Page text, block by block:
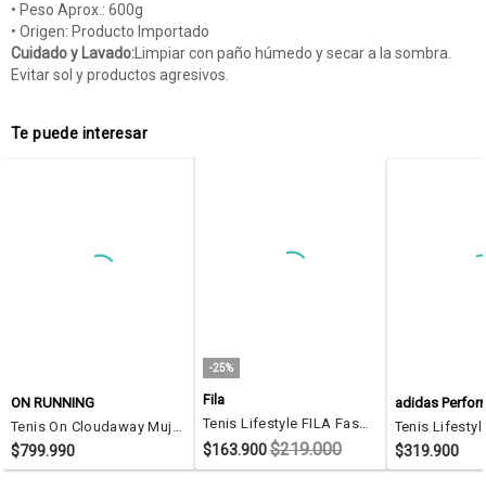
• Peso Aprox.: 600g
• Origen: Producto Importado
Cuidado y Lavado:Limpiar con paño húmedo y secar a la sombra.
Evitar sol y productos agresivos.
Te puede interesar
ON RUNNING
Tenis On Cloudaway Mujer 4999129W-5 Negro
$799.990
-25%
Fila
Tenis Lifestyle FILA Fasher Negro
$163.900$219.000
adidas
$319.900